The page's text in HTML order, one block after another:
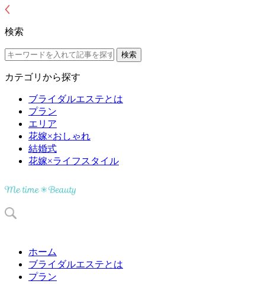
検索
カテゴリから探す
ブライダルエステとは
プラン
エリア
花嫁×おしゃれ
結婚式
花嫁×ライフスタイル
ホーム
ブライダルエステとは
プラン